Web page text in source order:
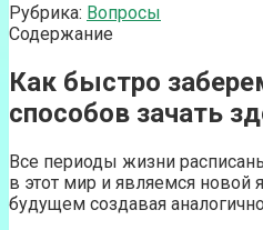
Рубрика: Вопросы
Содержание
Как быстро
способов зачать
Все периоды жизни
в этот мир и являемся новой
будущем создавая